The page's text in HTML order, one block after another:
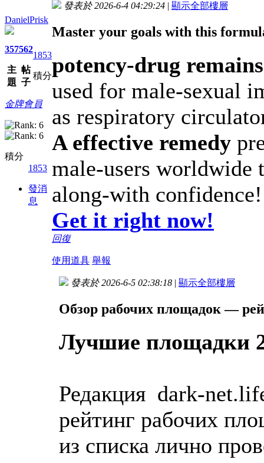
DanielPrisk
357
主
題
562
帖
子
1853
積分
金牌會員
積分
1853
發消
息
發表於 2026-6-4 04:29:24 | 顯示全部樓層
Master your goals with this
potency-drug
used for male-sexual
as respiratory
A effective remedy
male-users
along-with confidence!
Get it right now!
回復
使用道具 舉報
發表於 2026-6-5 02:38:18 | 顯示全部樓層
Обзор рабочих площадок —
Лучшие площадки
Редакция dark-
рейтинг рабочих
из списка лично